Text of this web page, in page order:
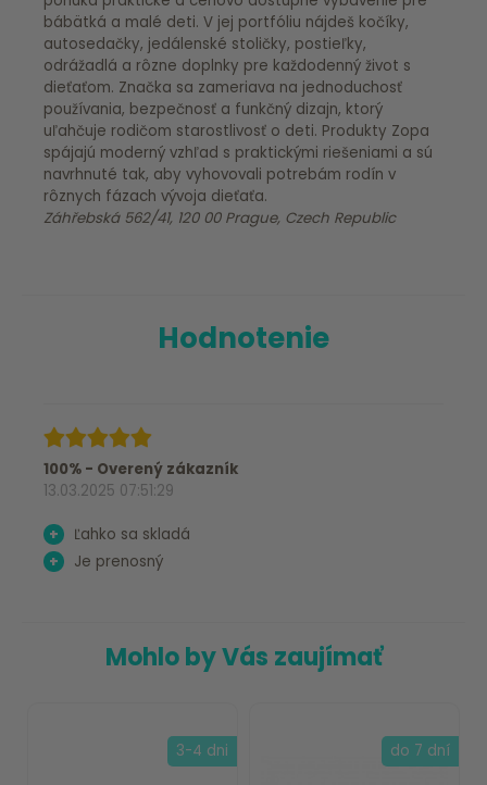
bábätká a malé deti. V jej portfóliu nájdeš kočíky,
autosedačky, jedálenské stoličky, postieľky,
odrážadlá a rôzne doplnky pre každodenný život s
dieťaťom. Značka sa zameriava na jednoduchosť
používania, bezpečnosť a funkčný dizajn, ktorý
uľahčuje rodičom starostlivosť o deti. Produkty Zopa
spájajú moderný vzhľad s praktickými riešeniami a sú
navrhnuté tak, aby vyhovovali potrebám rodín v
rôznych fázach vývoja dieťaťa.
Záhřebská 562/41, 120 00 Prague, Czech Republic
Hodnotenie
100% - Overený zákazník
13.03.2025 07:51:29
+
Ľahko sa skladá
+
Je prenosný
Mohlo by Vás zaujímať
3-4 dni do 7 dní